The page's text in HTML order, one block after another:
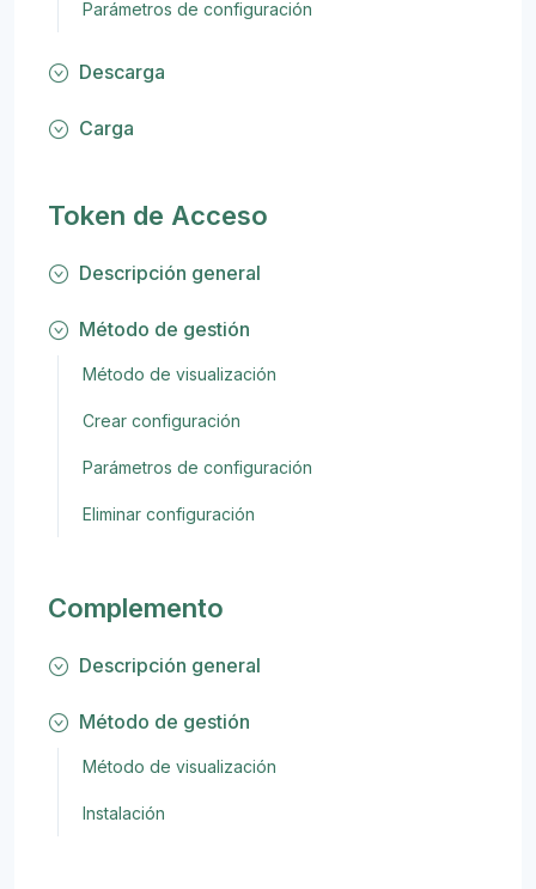
Parámetros de configuración
Descarga
Carga
Token de Acceso
Descripción general
Método de gestión
Método de visualización
Crear configuración
Parámetros de configuración
Eliminar configuración
Complemento
Descripción general
Método de gestión
Método de visualización
Instalación